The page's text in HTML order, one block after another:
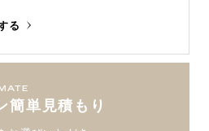
る
簡単見積もり